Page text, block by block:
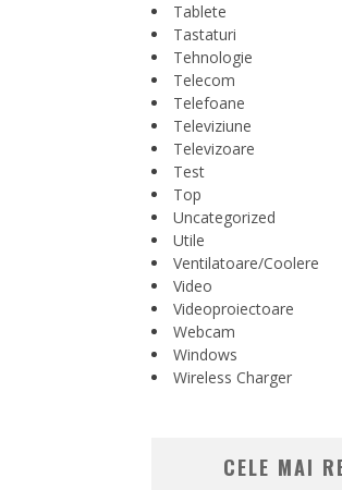
Tablete
Tastaturi
Tehnologie
Telecom
Telefoane
Televiziune
Televizoare
Test
Top
Uncategorized
Utile
Ventilatoare/Coolere
Video
Videoproiectoare
Webcam
Windows
Wireless Charger
CELE MAI